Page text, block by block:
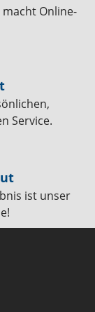
macht Online-
Service.
ist unser